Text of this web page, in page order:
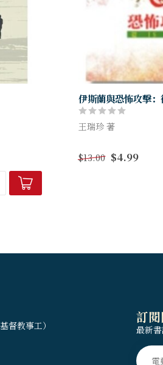
怀吸
得救之
向...
伊斯蘭與恐怖攻擊
王瑞珍 著
恐怖運動。2014年IS
現，它的背景是甚麼
$13.00 $4.99
督教事工）
訂
最新